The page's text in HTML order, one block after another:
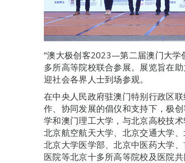
“澳大极创客2023—第二届澳门大学
多所高等院校联合参展。展览旨在
迎社会各界人士到场参观。
在中央人民政府驻澳门特别行政区
作、协同发展的倡仪和支持下，极
学和澳门理工大学，与北京高校技
北京航空航天大学、北京交通大学
北京大学医学部、北京中医药大学
医院等北京十多所高等院校及医院